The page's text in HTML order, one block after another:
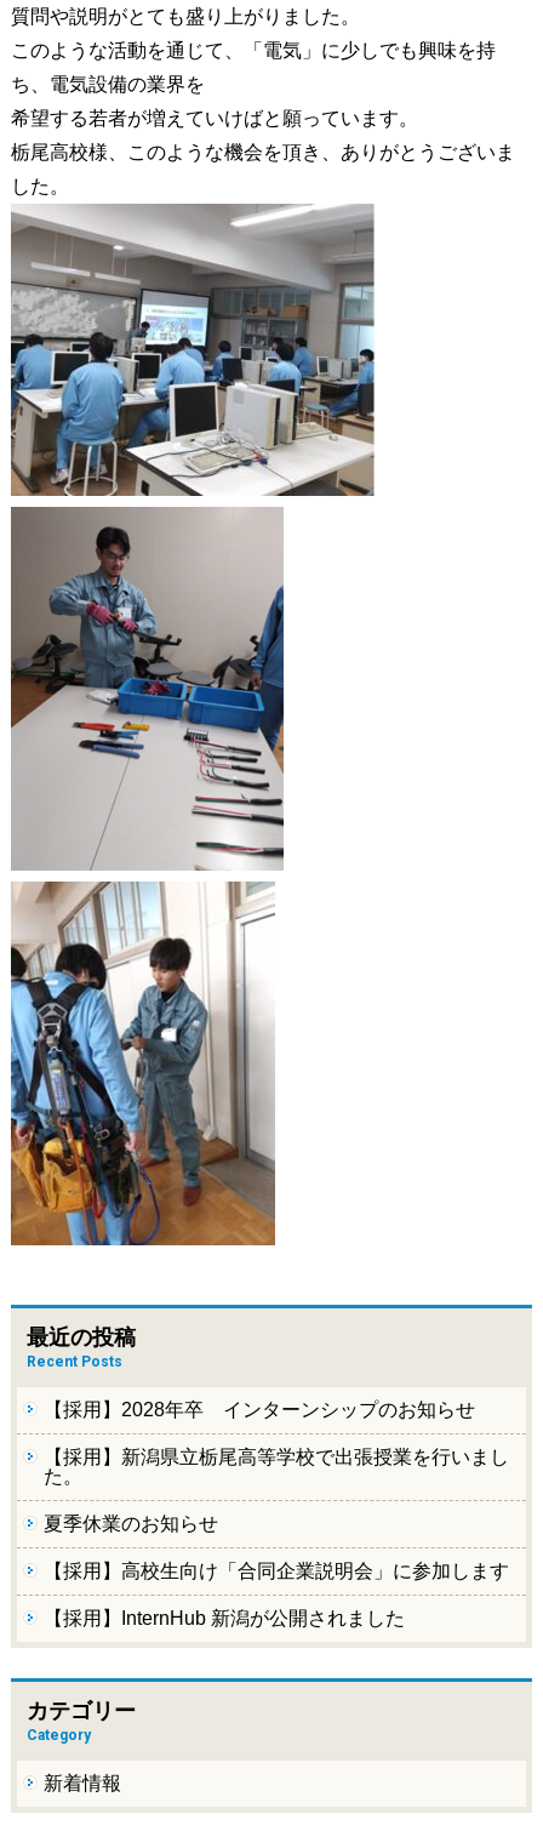
質問や説明がとても盛り上がりました。
このような活動を通じて、「電気」に少しでも興味を持
ち、電気設備の業界を
希望する若者が増えていけばと願っています。
栃尾高校様、このような機会を頂き、ありがとうございま
した。
最近の投稿
Recent Posts
【採用】2028年卒 インターンシップのお知らせ
【採用】新潟県立栃尾高等学校で出張授業を行いまし
た。
夏季休業のお知らせ
【採用】高校生向け「合同企業説明会」に参加します
【採用】InternHub 新潟が公開されました
カテゴリー
Category
新着情報